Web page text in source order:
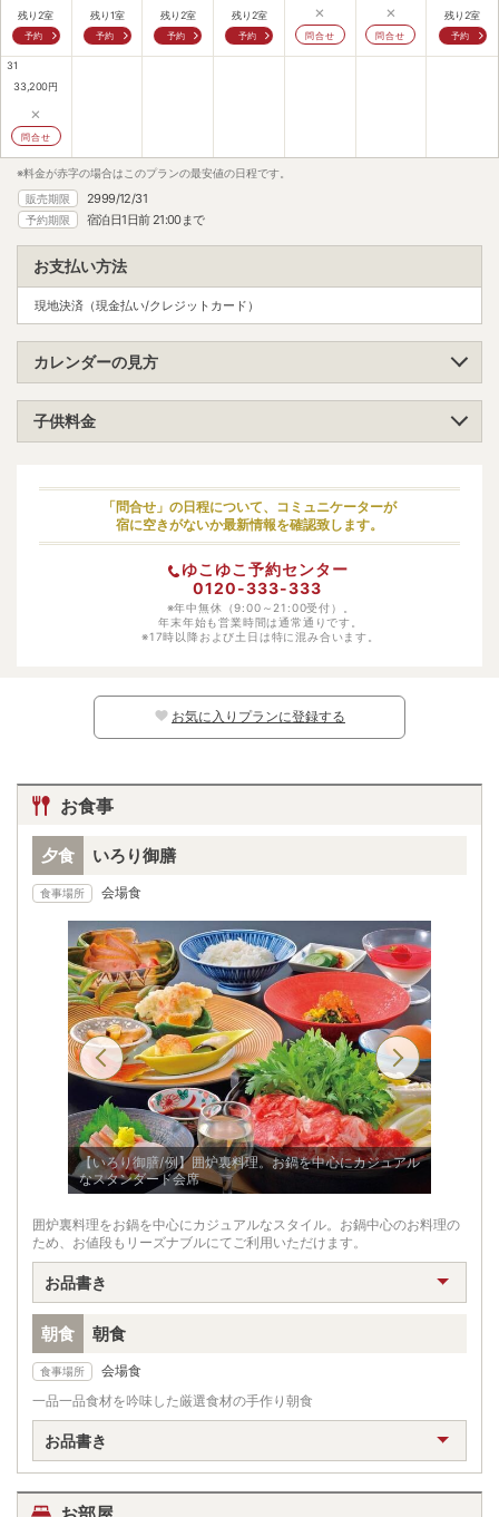
残り2室
予約
残り1室
予約
残り2室
予約
残り2室
予約
×
問合せ
×
問合せ
残り2室
予約
31
33,200円
×
問合せ
※料金が赤字の場合はこのプランの最安値の日程です。
販売期限
2999/12/31
予約期限 宿泊日1日前 21:00まで
お支払い方法
現地決済（現金払い/クレジットカード）
カレンダーの見方
子供料金
小学生（低学年） 受け入れ不可
幼児（寝具・食事あり） 受け入れ不可
受け入れ不可
受け入れ不可
幼児（寝具・食事なし） 受け入れ不可
い日程ではお子様はご予約いただけません。
「問合せ」の日程について、コミュニケーターが
宿に空きがないか最新情報を確認致します。
ゆこゆこ予約センター
0120-333-333
※年中無休（9:00～21:00受付）。
年末年始も営業時間は通常通りです。
※17時以降および土日は特に混み合います。
お気に入りプランに登録する
お食事
夕食 いろり御膳
食事場所 会場食
【いろり御膳/例】囲炉裏料理。お鍋を中心にカジュアル
なスタンダード会席
囲炉裏料理をお鍋を中心にカジュアルなスタイル。お鍋中心のお料理の
ため、お値段もリーズナブルにてご利用いただけます。
お品書き
朝食 朝食
食事場所
会場食
一品一品食材を吟味した厳選食材の手作り朝食
お品書き